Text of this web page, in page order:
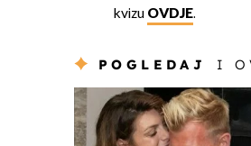
kvizu OVDJE.
POGLEDAJ I